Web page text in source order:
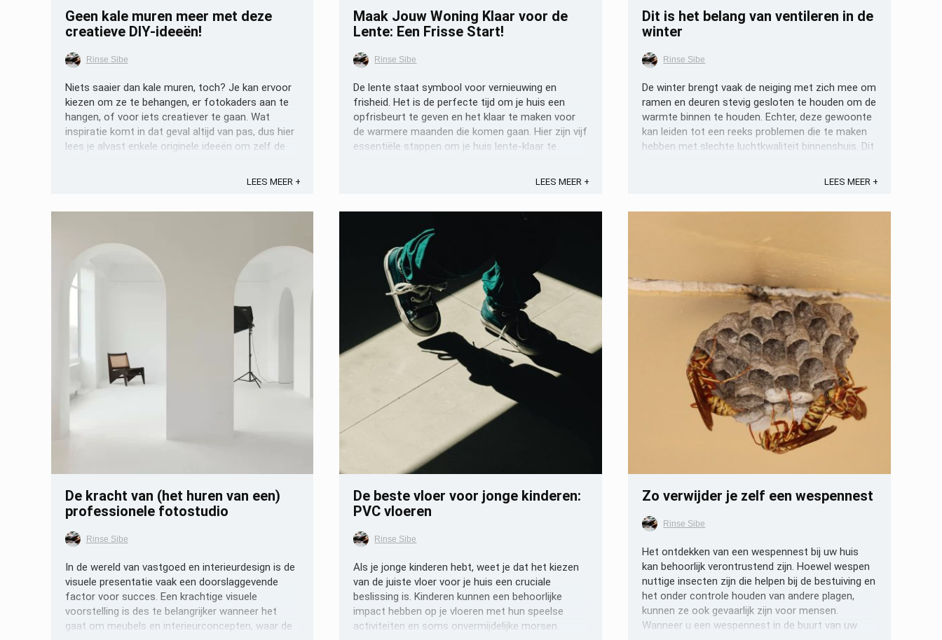
Geen kale muren meer met deze
creatieve DIY-ideeën!
Rinse Sibe
Niets saaier dan kale muren, toch? Je kan ervoor
kiezen om ze te behangen, er fotokaders aan te
hangen, of voor iets creatiever te gaan. Wat
inspiratie komt in dat geval altijd van pas, dus hier
lees je alvast enkele originele ideeën om zelf de
LEES MEER +
Maak Jouw Woning Klaar voor de
Lente: Een Frisse Start!
Rinse Sibe
De lente staat symbool voor vernieuwing en
frisheid. Het is de perfecte tijd om je huis een
opfrisbeurt te geven en het klaar te maken voor
de warmere maanden die komen gaan. Hier zijn vijf
essentiële stappen om je huis lente-klaar te
LEES MEER +
Dit is het belang van ventileren in de
winter
Rinse Sibe
De winter brengt vaak de neiging met zich mee om
ramen en deuren stevig gesloten te houden om de
warmte binnen te houden. Echter, deze gewoonte
kan leiden tot een reeks problemen die te maken
hebben met slechte luchtkwaliteit binnenshuis. Dit
LEES MEER +
De kracht van (het huren van een)
professionele fotostudio
Rinse Sibe
In de wereld van vastgoed en interieurdesign is de
visuele presentatie vaak een doorslaggevende
factor voor succes. Een krachtige visuele
voorstelling is des te belangrijker wanneer het
gaat om meubels en interieurconcepten, waar de
Opslaan
De beste vloer voor jonge kinderen:
PVC vloeren
Rinse Sibe
Als je jonge kinderen hebt, weet je dat het kiezen
van de juiste vloer voor je huis een cruciale
beslissing is. Kinderen kunnen een behoorlijke
impact hebben op je vloeren met hun speelse
activiteiten en soms onvermijdelijke morsen.
Opslaan
Zo verwijder je zelf een wespennest
Rinse Sibe
Het ontdekken van een wespennest bij uw huis
kan behoorlijk verontrustend zijn. Hoewel wespen
nuttige insecten zijn die helpen bij de bestuiving en
het onder controle houden van andere plagen,
kunnen ze ook gevaarlijk zijn voor mensen.
Wanneer u een wespennest in de buurt van uw